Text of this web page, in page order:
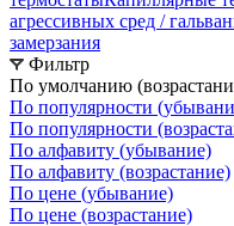
агрессивных сред /
замерзания
Фильтр
По умолчанию
По популярности
По популярности
По алфавиту (убывание)
По алфавиту (возрастание)
По цене (убывание)
По цене (возрастание)